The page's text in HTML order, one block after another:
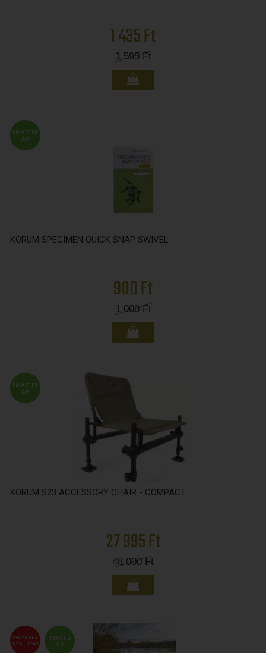
1 435 Ft
1 595Ft
FMASTER
ÁR
KORUM SPECIMEN QUICK SNAP SWIVEL
900 Ft
1 000Ft
FMASTER
ÁR
KORUM S23 ACCESSORY CHAIR - COMPACT
27 995 Ft
48 000Ft
FMASTER
ÁR
INGYENES
SZÁLLÍTÁS